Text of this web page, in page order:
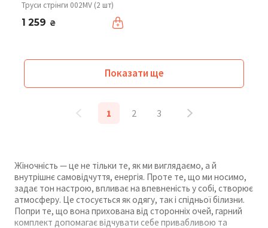
Труси стрінги 002MV (2 шт)
1 259 ₴
Показати ще
1 2 3
Жіночність — це не тільки те, як ми виглядаємо, а й
внутрішнє самовідчуття, енергія. Проте те, що ми носимо,
задає тон настрою, впливає на впевненість у собі, створює
атмосферу. Це стосується як одягу, так і спідньої білизни.
Попри те, що вона прихована від сторонніх очей, гарний
комплект допомагає відчувати себе привабливою та